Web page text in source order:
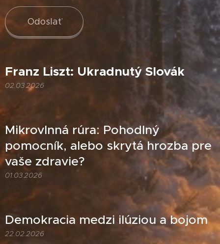
Odoslať
Franz Liszt: Ukradnutý Slovák
02.03.2026
Mikrovlnná rúra: Pohodlný
pomocník, alebo skrytá hrozba pre
vaše zdravie?
01.03.2026
Demokracia medzi ilúziou a bojom
22.02.2026